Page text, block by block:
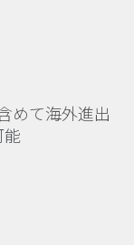
めて海外進出
能